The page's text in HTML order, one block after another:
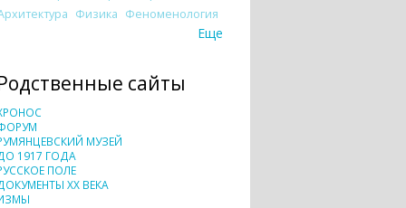
Физика Феноменология
Еще
сайты
МУЗЕЙ
1917 ГОДА
ПОЛЕ
XX ВЕКА